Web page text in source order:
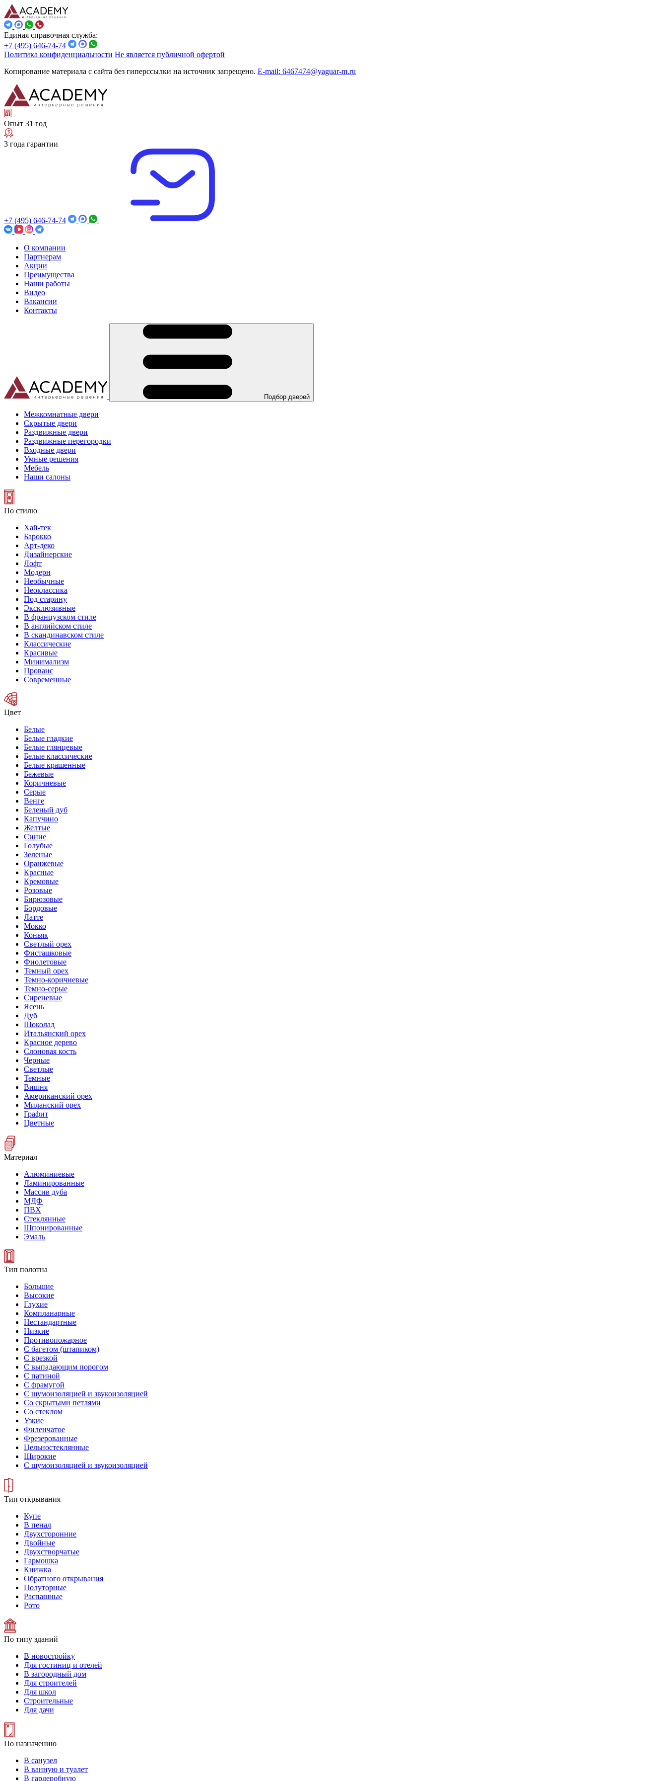
Единая справочная служба:
+7 (495) 646-74-74
Политика конфиденциальности Не является публичной офертой
Копирование материала с сайта без гиперссылки на источник запрещено. E-mail: 6467474@yaguar-m.ru
Опыт 31 год
3 года гарантии
+7 (495) 646-74-74
О компании
Партнерам
Акции
Преимущества
Наши работы
Видео
Вакансии
Контакты
Подбор дверей
Межкомнатные двери
Скрытые двери
Раздвижные двери
Раздвижные перегородки
Входные двери
Умные решения
Мебель
Наши салоны
По стилю
Хай-тек
Барокко
Арт-деко
Дизайнерские
Лофт
Модерн
Необычные
Неоклассика
Под старину
Эксклюзивные
В французском стиле
В английском стиле
В скандинавском стиле
Классические
Красивые
Минимализм
Прованс
Современные
Цвет
Белые
Белые гладкие
Белые глянцевые
Белые классические
Белые крашенные
Бежевые
Коричневые
Серые
Венге
Беленый дуб
Капучино
Желтые
Синие
Голубые
Зеленые
Оранжевые
Красные
Кремовые
Розовые
Бирюзовые
Бордовые
Латте
Мокко
Коньяк
Светлый орех
Фисташковые
Фиолетовые
Темный орех
Темно-коричневые
Темно-серые
Сиреневые
Ясень
Дуб
Шоколад
Итальянский орех
Красное дерево
Слоновая кость
Черные
Светлые
Темные
Вишня
Американский орех
Миланский орех
Графит
Цветные
Материал
Алюминиевые
Ламинированные
Массив дуба
МДФ
ПВХ
Стеклянные
Шпонированные
Эмаль
Тип полотна
Большие
Высокие
Глухие
Компланарные
Нестандартные
Низкие
Противопожарное
С багетом (штапиком)
С врезкой
С выпадающим порогом
С патиной
С фрамугой
С шумоизоляцией и звукоизоляцией
Со скрытыми петлями
Со стеклом
Узкие
Филенчатое
Фрезерованные
Цельностеклянные
Широкие
С шумоизоляцией и звукоизоляцией
Тип открывания
Купе
В пенал
Двухсторонние
Двойные
Двухстворчатые
Гармошка
Книжка
Обратного открывания
Полуторные
Распашные
Рото
По типу зданий
В новостройку
Для гостиниц и отелей
В загородный дом
Для строителей
Для школ
Строительные
Для дачи
По назначению
В санузел
В ванную и туалет
В гардеробную